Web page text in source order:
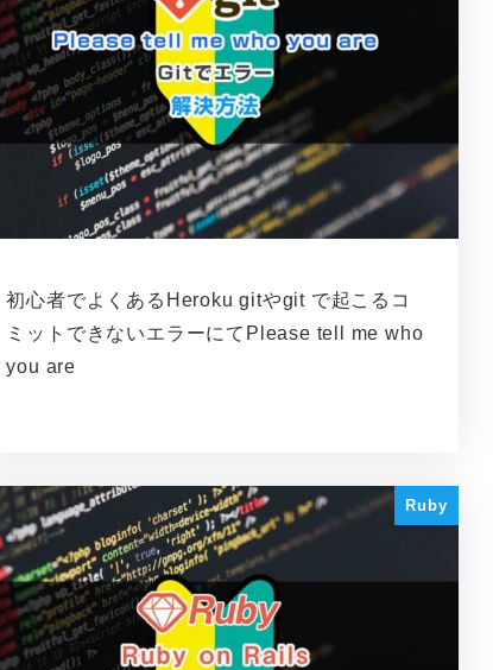
初心者でよくあるHeroku gitやgit で起こるコ
ミットできないエラーにてPlease tell me who
you are
Ruby